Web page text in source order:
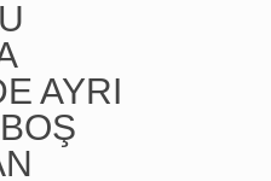
AYRI